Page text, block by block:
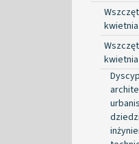
kwietnia
kwietnia